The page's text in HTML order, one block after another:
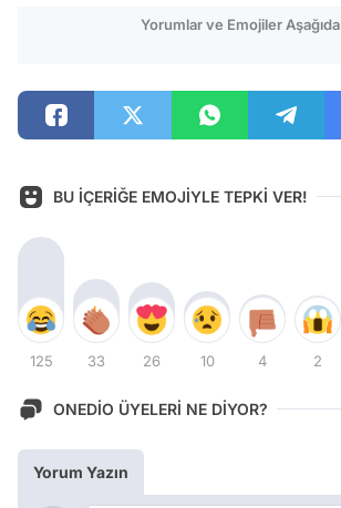
Yorumlar ve Emojiler Aşağıda
BU İÇERİĞE EMOJİYLE TEPKİ VER!
125 33 26 10 4 2
ONEDİO ÜYELERİ NE DİYOR?
Yorum Yazın